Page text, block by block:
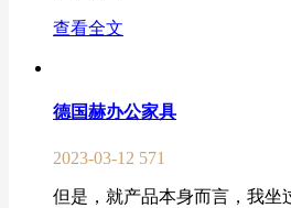
查看全文
德国赫办公家具
2023-03-12 571
但是，就产品本身而言，我坐